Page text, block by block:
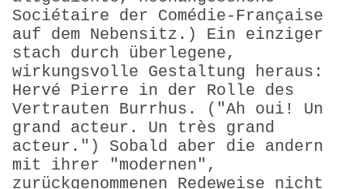
Sociétaire der Comédie-Française
auf dem Nebensitz.) Ein einziger
stach durch überlegene,
wirkungsvolle Gestaltung heraus:
Hervé Pierre in der Rolle des
Vertrauten Burrhus. ("Ah oui! Un
grand acteur. Un très grand
acteur.") Sobald aber die andern
mit ihrer "modernen",
zurückgenommenen Redeweise nicht